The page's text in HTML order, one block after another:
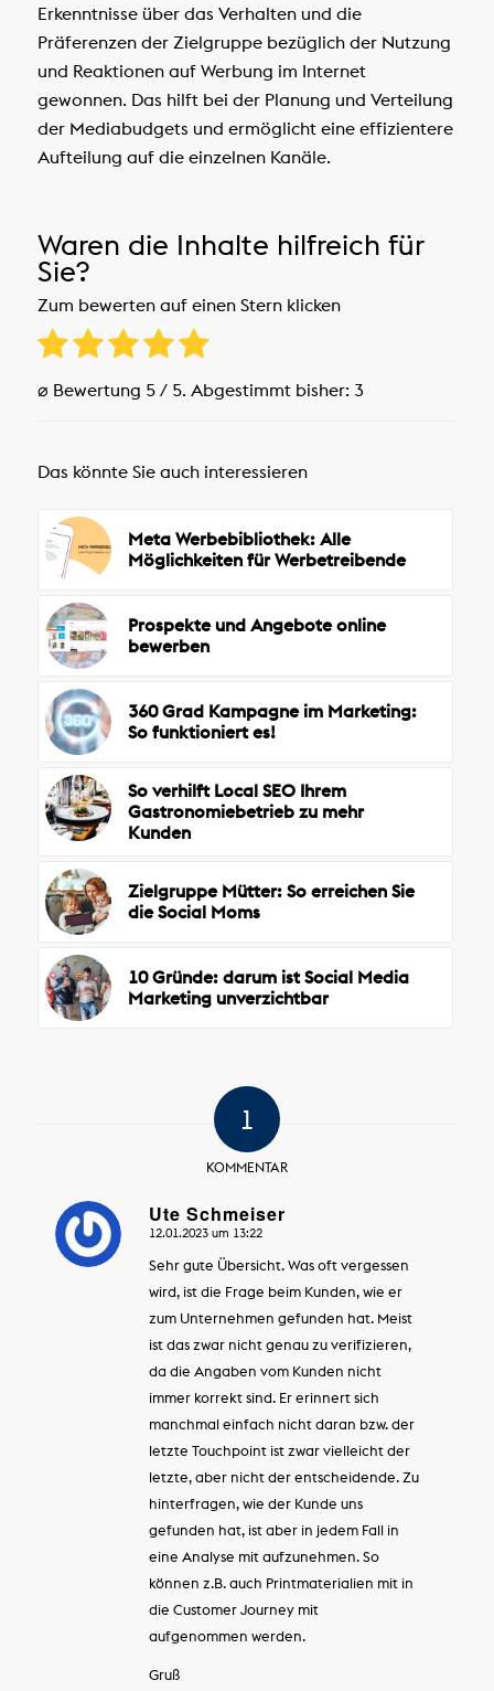
Erkenntnisse über das Verhalten und die
Präferenzen der Zielgruppe bezüglich der Nutzung
und Reaktionen auf Werbung im Internet
gewonnen. Das hilft bei der Planung und Verteilung
der Mediabudgets und ermöglicht eine effizientere
Aufteilung auf die einzelnen Kanäle.
Waren die Inhalte hilfreich für
Sie?
Zum bewerten auf einen Stern klicken
⌀ Bewertung 5/ 5. Abgestimmt bisher: 3
Das könnte Sie auch interessieren
Meta Werbebibliothek: Alle
Möglichkeiten für Werbetreibende
Prospekte und Angebote online
bewerben
360 Grad Kampagne im Marketing:
So funktioniert es!
So verhilft Local SEO Ihrem
Gastronomiebetrieb zu mehr
Kunden
Zielgruppe Mütter: So erreichen Sie
die Social Moms
10 Gründe: darum ist Social Media
Marketing unverzichtbar
1
KOMMENTAR
Ute Schmeiser
sagte:
12.01.2023 um 13:22
Sehr gute Übersicht. Was oft vergessen
wird, ist die Frage beim Kunden, wie er
zum Unternehmen gefunden hat. Meist
ist das zwar nicht genau zu verifizieren,
da die Angaben vom Kunden nicht
immer korrekt sind. Er erinnert sich
manchmal einfach nicht daran bzw. der
letzte Touchpoint ist zwar vielleicht der
letzte, aber nicht der entscheidende. Zu
hinterfragen, wie der Kunde uns
gefunden hat, ist aber in jedem Fall in
eine Analyse mit aufzunehmen. So
können z.B. auch Printmaterialien mit in
die Customer Journey mit
aufgenommen werden.
Gruß